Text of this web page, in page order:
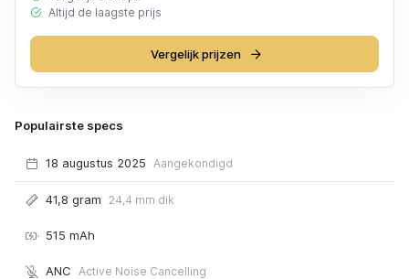
Altijd de laagste prijs
Vergelijk prijzen
Populairste specs
18 augustus 2025 Aangekondigd
41,8 gram 24,4 mm dik
515 mAh
ANC Active Noise Cancelling